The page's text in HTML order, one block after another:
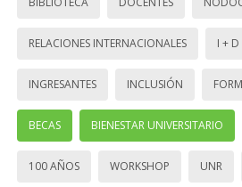
RELACIONES INTERNACIONALES I + D
INGRESANTES INCLUSIÓN
BECAS BIENESTAR UNIVERSITARIO
100 AÑOS WORKSHOP UNR